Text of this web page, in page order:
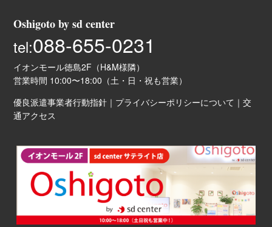
Oshigoto by sd center
tel:088-655-0231
イオンモール徳島2F（H&M様隣）
営業時間 10:00〜18:00（土・日・祝も営業）
優良派遣事業者行動指針 ｜ プライバシーポリシーについて ｜交
通アクセス